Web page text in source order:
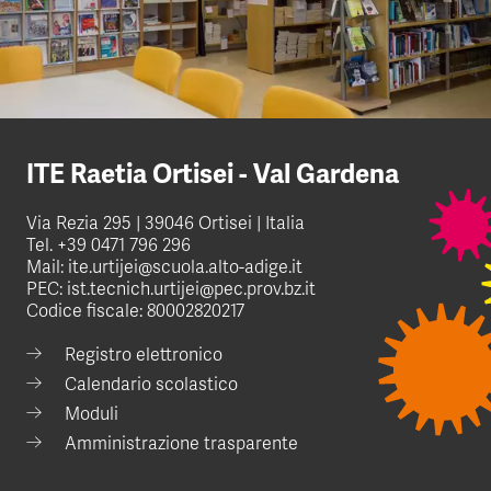
ITE Raetia Ortisei - Val Gardena
Via Rezia 295 | 39046 Ortisei | Italia
Tel. +39 0471 796 296
Mail: ite.urtijei@scuola.alto-adige.it
PEC: ist.tecnich.urtijei@pec.prov.bz.it
Codice fiscale: 80002820217
Registro elettronico
Calendario scolastico
Moduli
Amministrazione trasparente